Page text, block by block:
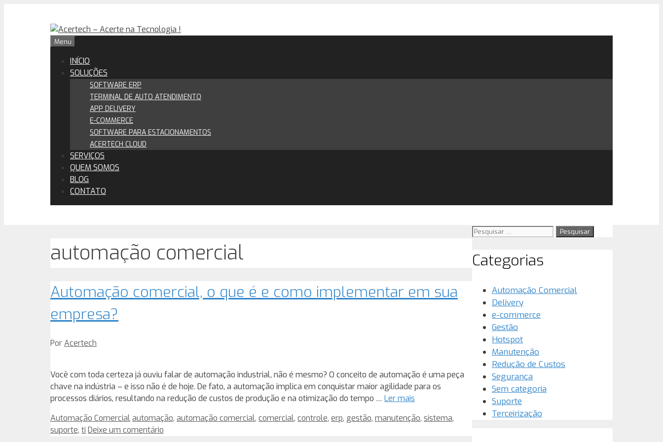
Menu
INÍCIO
SOLUÇÕES
SOFTWARE ERP
TERMINAL DE AUTO ATENDIMENTO
APP DELIVERY
E-COMMERCE
SOFTWARE PARA ESTACIONAMENTOS
ACERTECH CLOUD
SERVIÇOS
QUEM SOMOS
BLOG
CONTATO
automação comercial
Automação comercial, o que é e como implementar em sua
empresa?
PorAcertech
Você com toda certeza já ouviu falar de automação industrial, não é mesmo? O conceito de automação é uma peça
chave na indústria – e isso não é de hoje. De fato, a automação implica em conquistar maior agilidade para os
processos diários, resultando na redução de custos de produção e na otimização do tempo … Ler mais
Categorias
Automação ComercialTags
automação, automação comercial, comercial, controle, erp, gestão, manutenção, sistema,
suporte, ti Deixe um comentário
Pesquisar
Categorias
Automação Comercial
Delivery
e-commerce
Gestão
Hotspot
Manutenção
Redução de Custos
Segurança
Sem categoria
Suporte
Terceirização